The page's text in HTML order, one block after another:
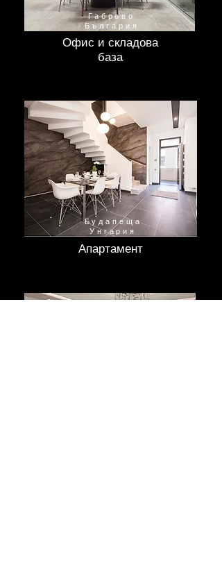
Габрово
България
Офис и складова
база
Будапеща
Унгария
Апартамент